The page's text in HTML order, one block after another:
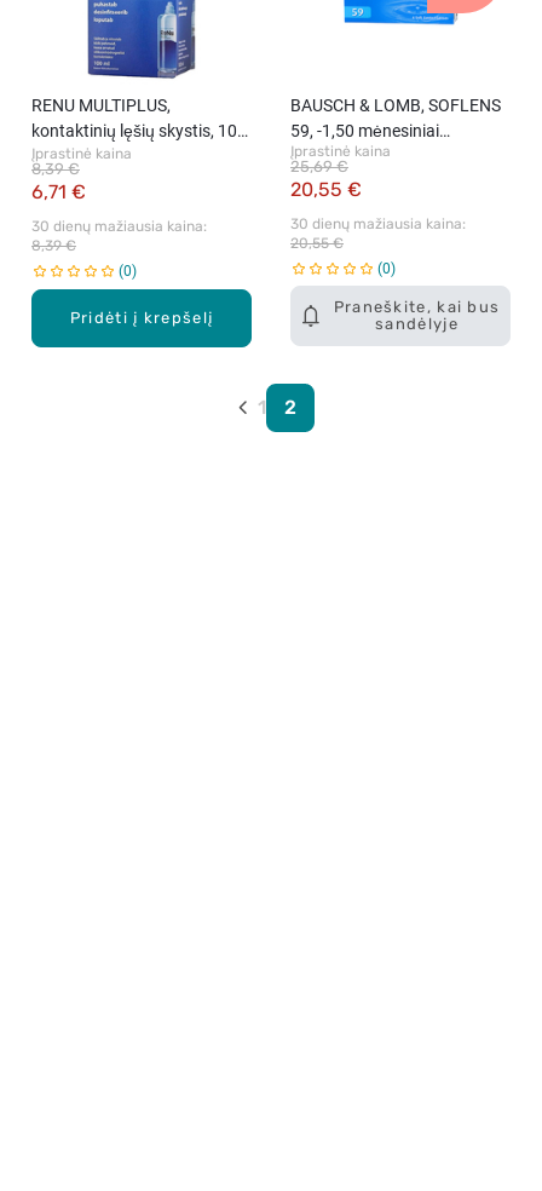
Pridėti į krepšelį
RENU MULTIPLUS,
kontaktinių lęšių skystis, 100
ml
Įprastinė kaina
6,71 €
8,39 €
30 dienų mažiausia kaina:
8,39 €
0
Praneškite, kai bus
sandėlyje
BAUSCH & LOMB, SOFLENS
59, -1,50 mėnesiniai
kontaktiniai lęšiai, 6 vnt.
Įprastinė kaina
20,55 €
25,69 €
30 dienų mažiausia kaina:
20,55 €
0
1 2